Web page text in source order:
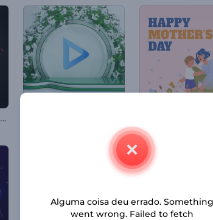
Abertura com Logo Falhando
Alguma coisa deu errado. Something
went wrong. Failed to fetch